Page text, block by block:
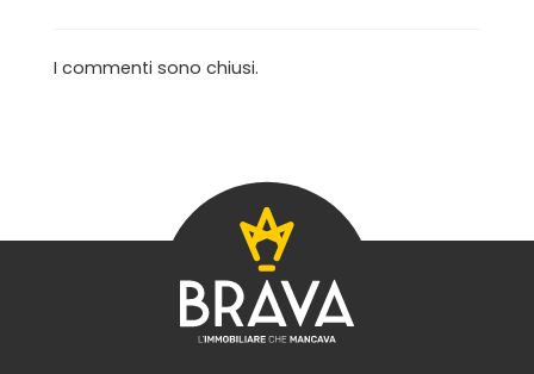
I commenti sono chiusi.